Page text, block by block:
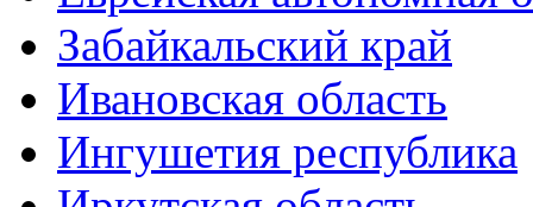
Забайкальский край
Ивановская область
Ингушетия республика